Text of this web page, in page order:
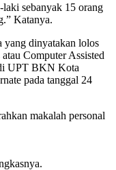
sebanyak 15 orang
Katanya.
yang dinyatakan lolos
Computer Assisted
UPT BKN Kota
pada tanggal 24
makalah personal